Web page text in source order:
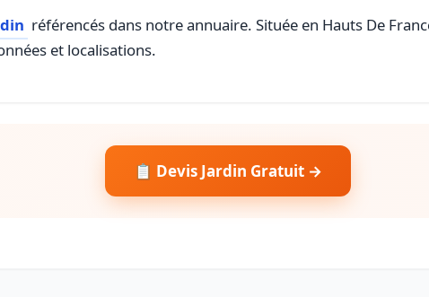
référencés dans notre annuaire. Située en Hauts De
et localisations.
📋 Devis Jardin Gratuit →